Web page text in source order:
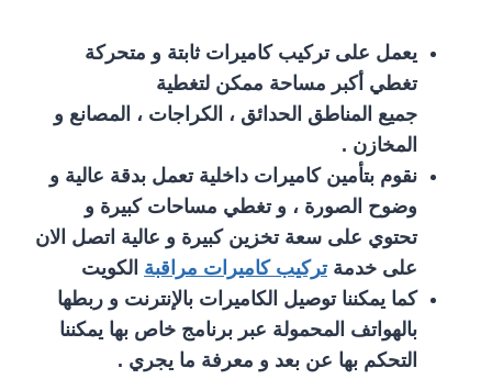
يعمل على تركيب كاميرات ثابتة و متحركة
تغطي أكبر مساحة ممكن لتغطية
جميع المناطق الحدائق ، الكراجات ، المصانع و
المخازن .
نقوم بتأمين كاميرات داخلية تعمل بدقة عالية و
وضوح الصورة ، و تغطي مساحات كبيرة و
تحتوي على سعة تخزين كبيرة و عالية اتصل الان
على خدمةتركيب كاميرات مراقبة الكويت
كما يمكننا توصيل الكاميرات بالإنترنت و ربطها
بالهواتف المحمولة عبر برنامج خاص بها يمكننا
التحكم بها عن بعد و معرفة ما يجري .